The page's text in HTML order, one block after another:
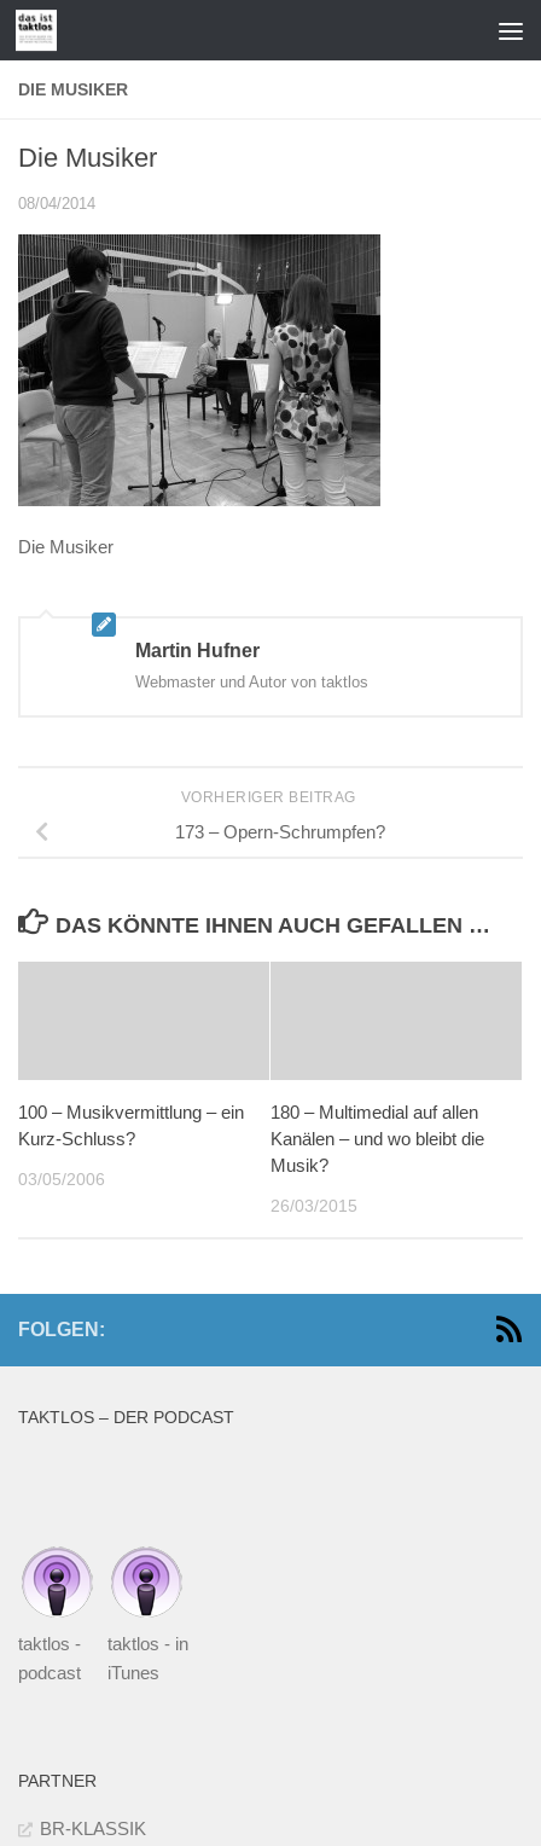
Zum Inhalt springen
DIE MUSIKER
Die Musiker
08/04/2014
Die Musiker
Martin Hufner
Webmaster und Autor von taktlos
VORHERIGER BEITRAG
173 – Opern-Schrumpfen?
DAS KÖNNTE IHNEN AUCH GEFALLEN …
100 – Musikvermittlung – ein
Kurz-Schluss?
03/05/2006
180 – Multimedial auf allen
Kanälen – und wo bleibt die
Musik?
26/03/2015
FOLGEN:
TAKTLOS – DER PODCAST
taktlos -
podcast
taktlos - in
iTunes
PARTNER
BR-KLASSIK